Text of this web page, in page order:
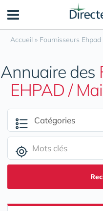
Accueil » Fournisseurs Ehpad
Annuaire des
EHPAD /
Panneau de gestion des cookies